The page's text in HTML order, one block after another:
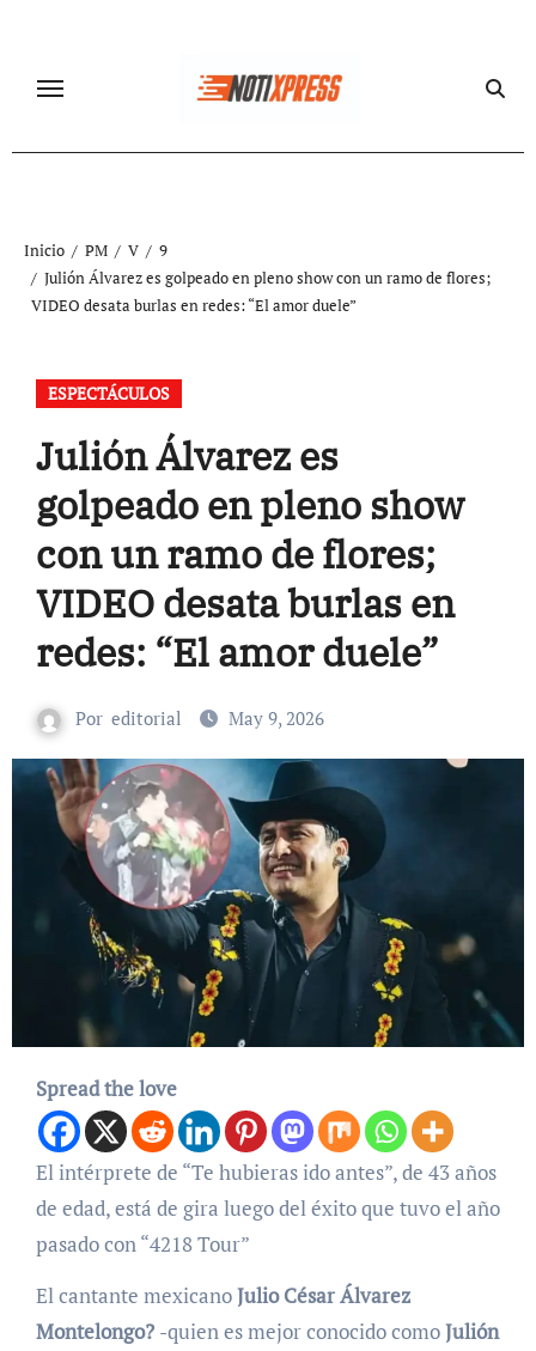
contenido
Inicio PM V
9
Julión Álvarez es golpeado en pleno show con un ramo de flores;
VIDEO desata burlas en redes: “El amor duele”
ESPECTÁCULOS
Julión Álvarez es
golpeado en pleno show
con un ramo de flores;
VIDEO desata burlas en
redes: “El amor duele”
Por editorial May 9, 2026
Spread the love
El intérprete de “Te hubieras ido antes”, de 43 años
de edad, está de gira luego del éxito que tuvo el año
pasado con “4218 Tour”
El cantante mexicanoJulio César Álvarez
Montelongo? -quien es mejor conocido comoJulión